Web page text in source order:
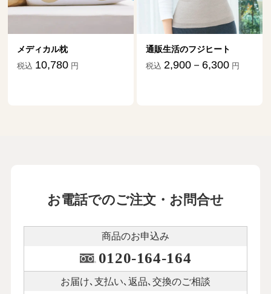
メディカル枕
税込 10,780 円
通販生活のフジヒート
税込 2,900－6,300 円
お電話でのご注文・お問合せ
商品のお申込み
0120-164-164
お届け､支払い､ 返品､交換のご相談